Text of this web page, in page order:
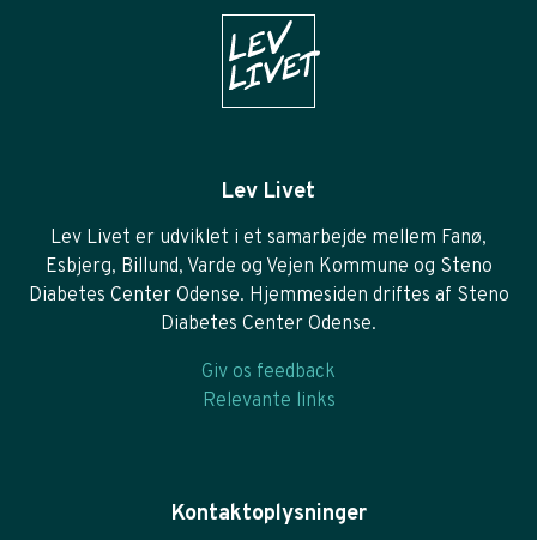
Lev Livet
Lev Livet er udviklet i et samarbejde mellem Fanø,
Esbjerg, Billund, Varde og Vejen Kommune og Steno
Diabetes Center Odense. Hjemmesiden driftes af Steno
Diabetes Center Odense.
Giv os feedback
Relevante links
Kontaktoplysninger